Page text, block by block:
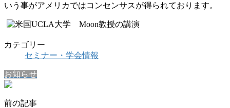
いう事がアメリカではコンセンサスが得られております。
カテゴリー
セミナー・学会情報
お知らせ
前の記事